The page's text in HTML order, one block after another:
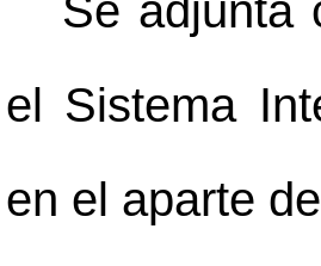
Se adjunta
el Sistema
en el aparte